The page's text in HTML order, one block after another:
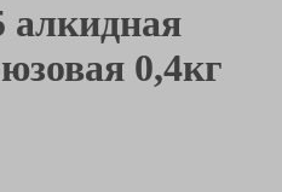
0,4кг